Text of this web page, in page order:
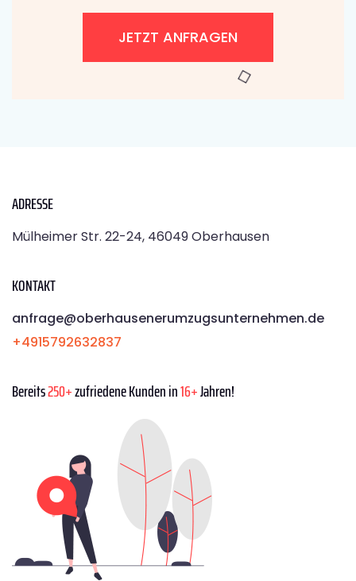
JETZT ANFRAGEN
ADRESSE
Mülheimer Str. 22-24, 46049 Oberhausen
KONTAKT
anfrage@oberhausenerumzugsunternehmen.de
+4915792632837
Bereits250+zufriedene Kunden in16+Jahren!